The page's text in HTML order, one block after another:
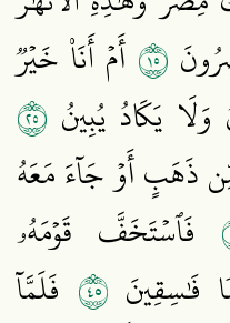
٥١ أَمۡ أَنَا۠ خَيۡرٞ
يَكَادُ يُبِينُ ٥٢
ذَهَبٍ أَوۡ جَآءَ مَعَهُ
فَٱسۡتَخَفَّ قَوۡمَهُۥ
فَٰسِقِينَ ٥٤ فَلَمَّآ